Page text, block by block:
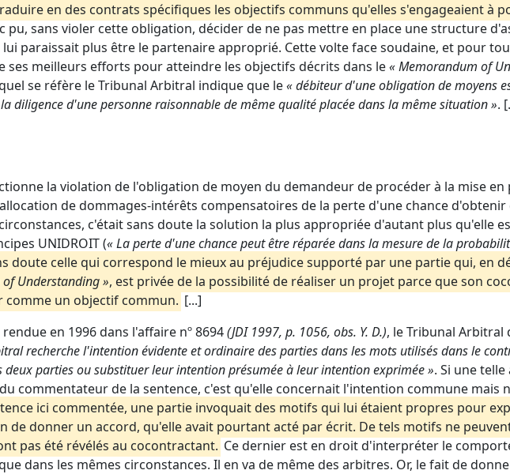
en des contrats spécifiques les objectifs communs qu'elles s'engageaient à
pu, sans violer cette obligation, décider de ne pas mettre en place une structure
paraissait plus être le partenaire approprié. Cette volte face soudaine, et pour
ses meilleurs efforts pour atteindre les objectifs décrits dans le« Memorandum of
se réfère le Tribunal Arbitral indique que le« débiteur d'une obligation de moyens
diligence d'une personne raisonnable de même qualité placée dans la même situation ».
la violation de l'obligation de moyen du demandeur de procéder à la mise
de dommages-intérêts compensatoires de la perte d'une chance
c'était sans doute la solution la plus appropriée d'autant plus qu'elle
UNIDROIT (« La perte d'une chance peut être réparée dans la mesure de la
doute celle qui correspond le mieux au préjudice supporté par une partie qui, en
Understanding », est privée de la possibilité de réaliser un projet parce que son
comme un objectif commun. [...]
en 1996 dans l'affaire nº 8694(JDI 1997, p. 1056, obs. Y. D.), le Tribunal Arbitral
recherche l'intention évidente et ordinaire des parties dans les mots utilisés dans le
deux parties ou substituer leur intention présumée à leur intention exprimée ». Si une
commentateur de la sentence, c'est qu'elle concernait l'intention commune mais
ici commentée, une partie invoquait des motifs qui lui étaient propres pour
de donner un accord, qu'elle avait pourtant acté par écrit. De tels motifs ne
pas été révélés au cocontractant. Ce dernier est en droit d'interpréter le
dans les mêmes circonstances. Il en va de même des arbitres. Or, le fait de